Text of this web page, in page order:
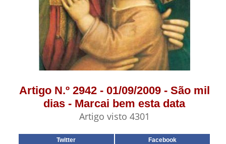
Artigo N.º 2942 - 01/09/2009 - São mil
dias - Marcai bem esta data
Artigo visto 4301
Twitter
Facebook